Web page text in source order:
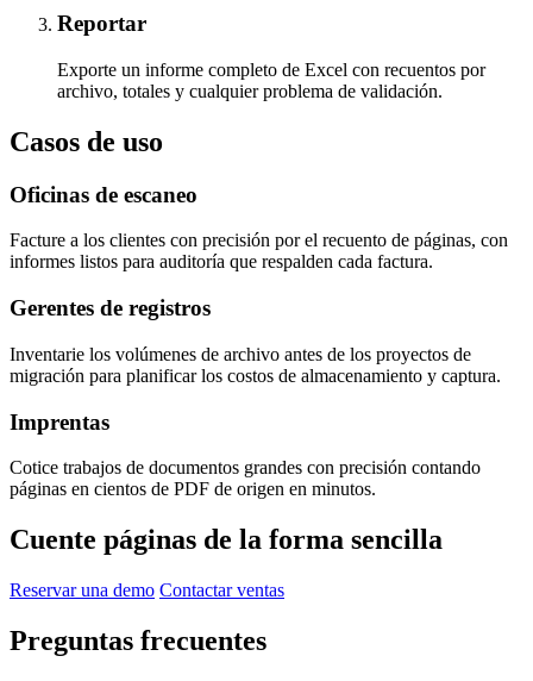
Reportar
Exporte un informe completo de Excel con recuentos por
archivo, totales y cualquier problema de validación.
Casos de uso
Oficinas de escaneo
Facture a los clientes con precisión por el recuento de páginas, con
informes listos para auditoría que respalden cada factura.
Gerentes de registros
Inventarie los volúmenes de archivo antes de los proyectos de
migración para planificar los costos de almacenamiento y captura.
Imprentas
Cotice trabajos de documentos grandes con precisión contando
páginas en cientos de PDF de origen en minutos.
Cuente páginas de la forma sencilla
Reservar una demo Contactar ventas
Preguntas frecuentes